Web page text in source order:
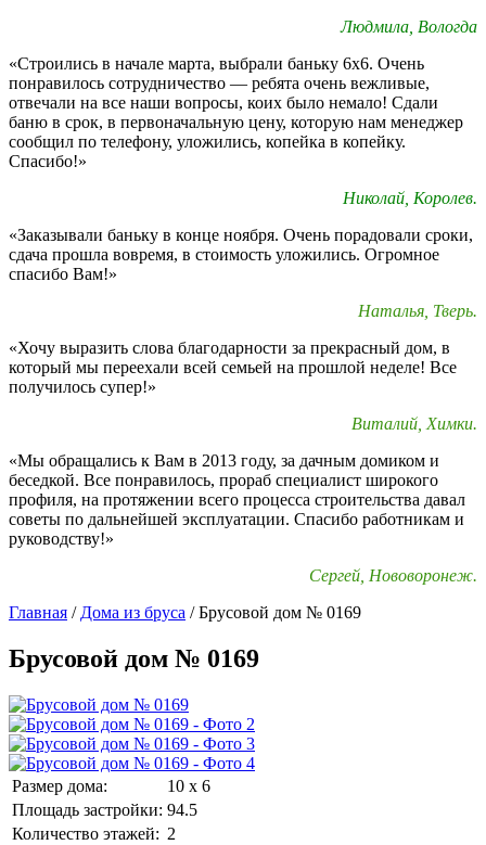
Людмила, Вологда
«Строились в начале марта, выбрали баньку 6х6. Очень
понравилось сотрудничество — ребята очень вежливые,
отвечали на все наши вопросы, коих было немало! Сдали
баню в срок, в первоначальную цену, которую нам менеджер
сообщил по телефону, уложились, копейка в копейку.
Спасибо!»
Николай, Королев.
«Заказывали баньку в конце ноября. Очень порадовали сроки,
сдача прошла вовремя, в стоимость уложились. Огромное
спасибо Вам!»
Наталья, Тверь.
«Хочу выразить слова благодарности за прекрасный дом, в
который мы переехали всей семьей на прошлой неделе! Все
получилось супер!»
Виталий, Химки.
«Мы обращались к Вам в 2013 году, за дачным домиком и
беседкой. Все понравилось, прораб специалист широкого
профиля, на протяжении всего процесса строительства давал
советы по дальнейшей эксплуатации. Спасибо работникам и
руководству!»
Сергей, Нововоронеж.
Главная / Дома из бруса /Брусовой дом № 0169
Брусовой дом № 0169
Размер дома:
10 x 6
Площадь застройки: 94.5
Количество этажей: 2